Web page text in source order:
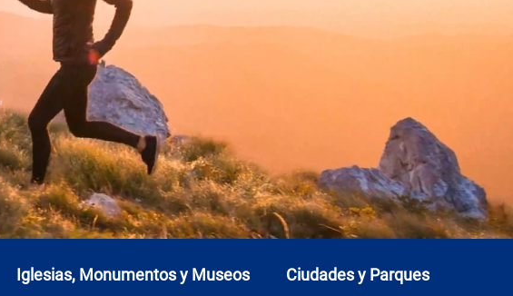
Iglesias, Monumentos y Museos Ciudades y Parques